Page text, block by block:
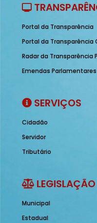
Portal da Transparência
Portal da Transparência
Radar da Transparência
Emendas Parlamentares
SERVIÇOS
Cidadão
Servidor
Tributário
LEGISLAÇÃO
Municipal
Estadual